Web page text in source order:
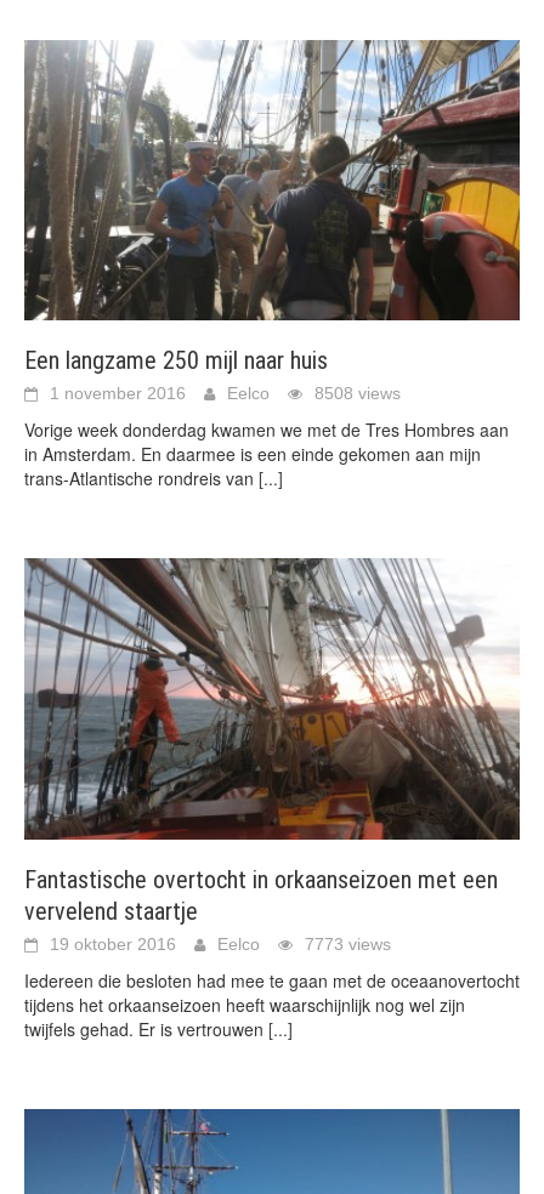
Een langzame 250 mijl naar huis
1 november 2016 Eelco 8508 views
Vorige week donderdag kwamen we met de Tres Hombres aan
in Amsterdam. En daarmee is een einde gekomen aan mijn
trans-Atlantische rondreis van [...]
Fantastische overtocht in orkaanseizoen met een
vervelend staartje
19 oktober 2016 Eelco 7773 views
Iedereen die besloten had mee te gaan met de oceaanovertocht
tijdens het orkaanseizoen heeft waarschijnlijk nog wel zijn
twijfels gehad. Er is vertrouwen [...]